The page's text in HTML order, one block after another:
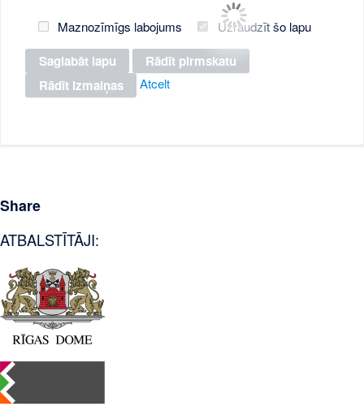
Maznozīmīgs labojums Uzraudzīt šo lapu
Atcelt
Share
ATBALSTĪTĀJI: